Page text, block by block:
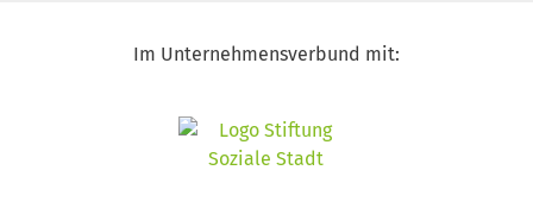
Im Unternehmensverbund mit: